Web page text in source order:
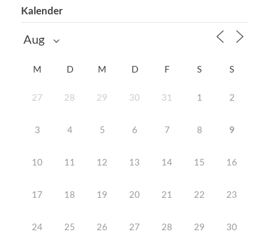
Kalender
M D M D F S S
27 28 29 30 31 1 2
3 4 5 6 7 8 9
10 11 12 13 14 15 16
17 18 19 20 21 22 23
24 25 26 27 28 29 30